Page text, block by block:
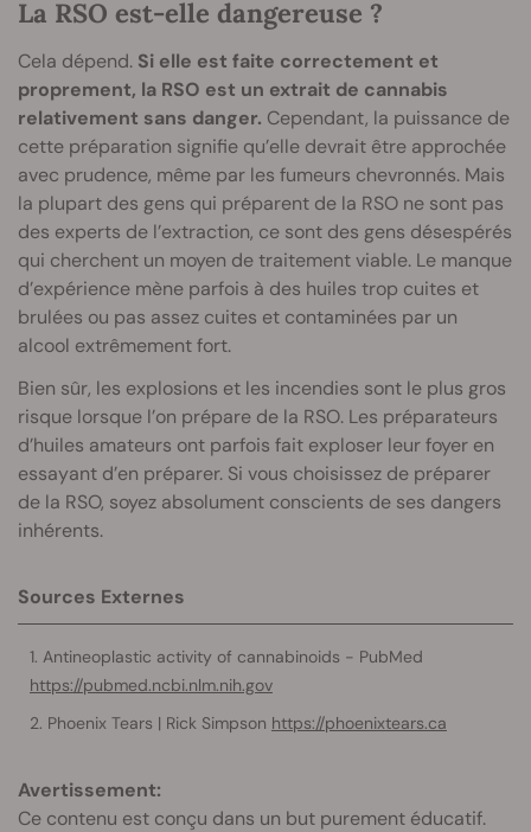
La RSO est-elle dangereuse ?
Cela dépend. Si elle est faite correctement et
proprement, la RSO est un extrait de cannabis
relativement sans danger. Cependant, la puissance de
cette préparation signifie qu’elle devrait être approchée
avec prudence, même par les fumeurs chevronnés. Mais
la plupart des gens qui préparent de la RSO ne sont pas
des experts de l’extraction, ce sont des gens désespérés
qui cherchent un moyen de traitement viable. Le manque
d’expérience mène parfois à des huiles trop cuites et
brulées ou pas assez cuites et contaminées par un
alcool extrêmement fort.
Bien sûr, les explosions et les incendies sont le plus gros
risque lorsque l’on prépare de la RSO. Les préparateurs
d’huiles amateurs ont parfois fait exploser leur foyer en
essayant d’en préparer. Si vous choisissez de préparer
de la RSO, soyez absolument conscients de ses dangers
inhérents.
Sources Externes
Antineoplastic activity of cannabinoids - PubMed
https://pubmed.ncbi.nlm.nih.gov
Phoenix Tears | Rick Simpson https://phoenixtears.ca
Avertissement:
Ce contenu est conçu dans un but purement éducatif.